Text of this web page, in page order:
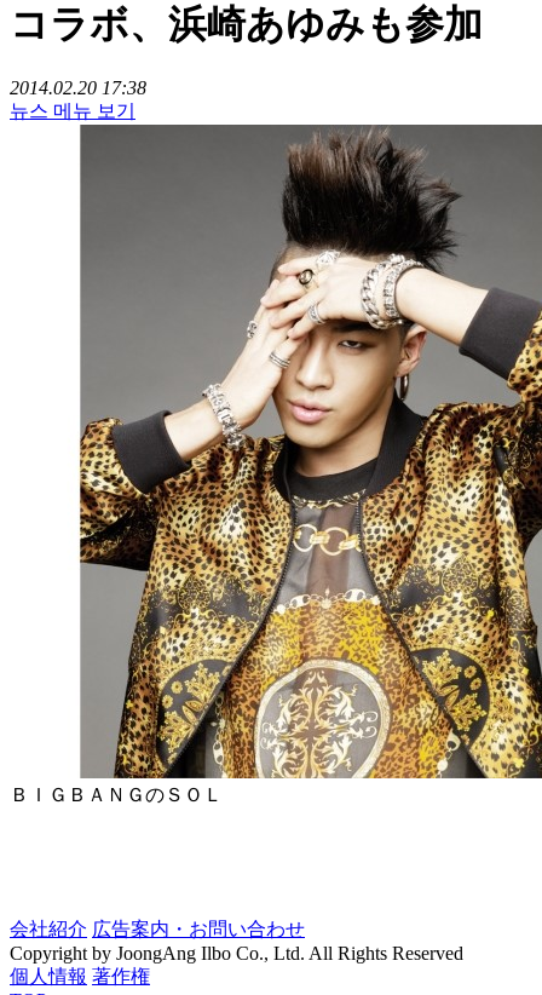
コラボ、浜崎あゆみも参加
2014.02.20 17:38
뉴스 메뉴 보기
ＢＩＧＢＡＮＧのＳＯＬ
会社紹介 広告案内・お問い合わせ
Copyright by JoongAng Ilbo Co., Ltd. All Rights Reserved
個人情報 著作権